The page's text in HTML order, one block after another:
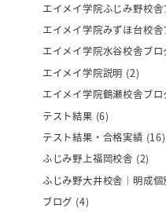
エイメイ学院ふじみ野校舎
エイメイ学院みずほ台校舎
エイメイ学院水谷校舎ブロ
エイメイ学院説明 (2)
エイメイ学院鶴瀬校舎ブロ
テスト結果 (6)
テスト結果・合格実績 (16)
ふじみ野上福岡校舎 (2)
ふじみ野大井校舎｜明成
ブログ (4)